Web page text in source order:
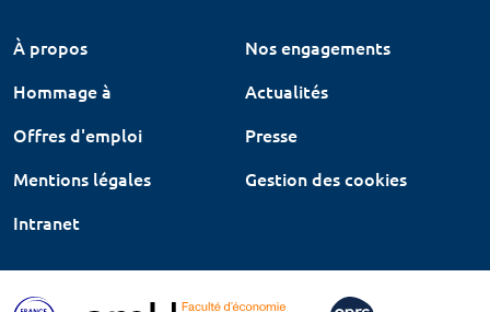
À propos
Nos engagements
Hommage à
Actualités
Offres d'emploi
Presse
Mentions légales
Gestion des cookies
Intranet